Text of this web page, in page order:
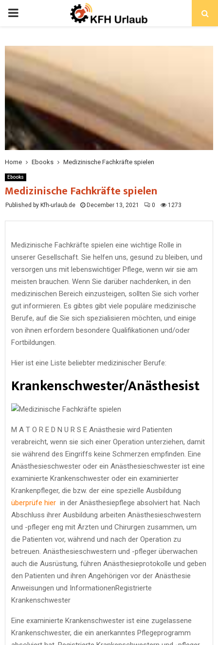
Home Ebooks Medizinische Fachkräfte spielen
Ebooks
Medizinische Fachkräfte spielen
Published by Kfh-urlaub.de December 13, 2021 0 1273
Medizinische Fachkräfte spielen eine wichtige Rolle in
unserer Gesellschaft. Sie helfen uns, gesund zu bleiben, und
versorgen uns mit lebenswichtiger Pflege, wenn wir sie am
meisten brauchen. Wenn Sie darüber nachdenken, in den
medizinischen Bereich einzusteigen, sollten Sie sich vorher
gut informieren. Es gibtes gibt viele populäre medizinische
Berufe, auf die Sie sich spezialisieren möchten, und einige
von ihnen erfordern besondere Qualifikationen und/oder
Fortbildungen.
Hier ist eine Liste beliebter medizinischer Berufe:
Krankenschwester/Anästhesist
M A T O R E D N U R S E Anästhesie wird Patienten
verabreicht, wenn sie sich einer Operation unterziehen, damit
sie während des Eingriffs keine Schmerzen empfinden. Eine
Anästhesieschwester oder ein Anästhesieschwester ist eine
examinierte Krankenschwester oder ein examinierter
Krankenpfleger, die bzw. der eine spezielle Ausbildung
überprüfe hier in der Anästhesiepflege absolviert hat. Nach
Abschluss ihrer Ausbildung arbeiten Anästhesieschwestern
und -pfleger eng mit Ärzten und Chirurgen zusammen, um
die Patienten vor, während und nach der Operation zu
betreuen. Anästhesieschwestern und -pfleger überwachen
auch die Ausrüstung, führen Anästhesieprotokolle und geben
den Patienten und ihren Angehörigen vor der Anästhesie
Anweisungen und InformationenRegistrierte
Krankenschwester
Eine examinierte Krankenschwester ist eine zugelassene
Krankenschwester, die ein anerkanntes Pflegeprogramm